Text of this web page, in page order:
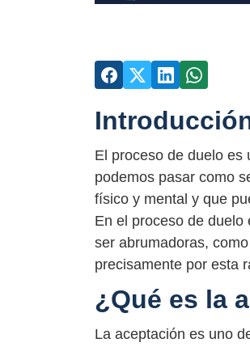
El proceso de duelo es
podemos pasar como
físico y mental y que
En el proceso de
ser abrumadoras,
precisamente por esta
¿Qué es la
La aceptación es uno